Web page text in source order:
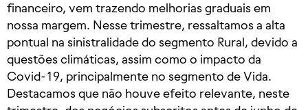
financeiro, vem trazendo melhorias graduais em
nossa margem. Nesse trimestre, ressaltamos a alta
pontual na sinistralidade do segmento Rural, devido a
questões climáticas, assim como o impacto da
Covid-19, principalmente no segmento de Vida.
Destacamos que não houve efeito relevante, neste